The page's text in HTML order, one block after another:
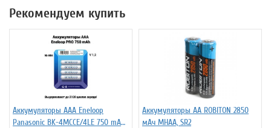
Рекомендуем купить
Аккумуляторы ААА Еneloop
Panasonic BK-4MCCE/4LE 750 mAh
Аккумуляторы АА ROBITON 2850
мАч MHAA, SR2